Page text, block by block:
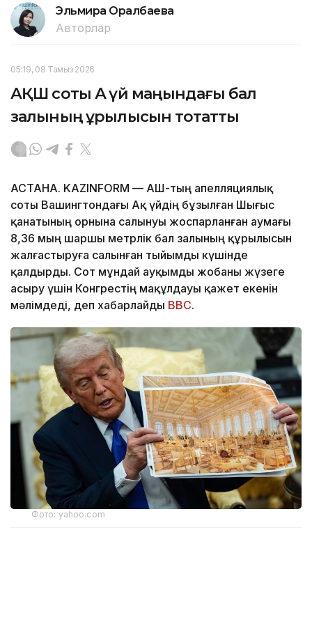
Эльмира Оралбаева
Авторлар
05:19, 08 Тамыз 2026
АҚШ соты Ақ үй маңындағы бал
залының құрылысын тоқтатты
АСТАНА. KAZINFORM — АҚШ-тың апелляциялық
соты Вашингтондағы Ақ үйдің бұзылған Шығыс
қанатының орнына салынуы жоспарланған аумағы
8,36 мың шаршы метрлік бал залының құрылысын
жалғастыруға салынған тыйымды күшінде
қалдырды. Сот мұндай ауқымды жобаны жүзеге
асыру үшін Конгрестің мақұлдауы қажет екенін
мәлімдеді, деп хабарлайды BBC.
Фото: yahoo.com